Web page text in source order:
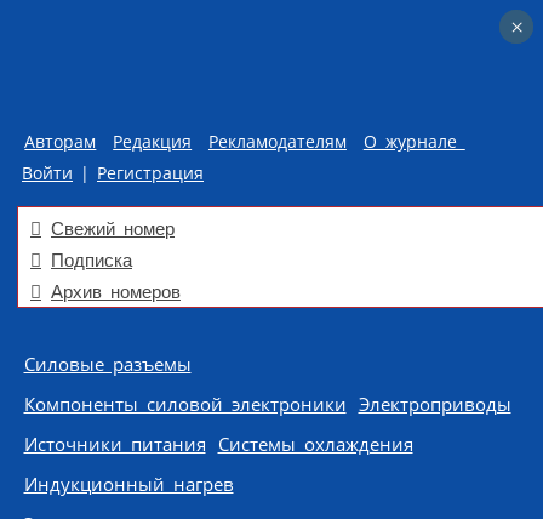
Авторам Редакция Рекламодателям
О журнале
Войти | Регистрация
Свежий номер
Подписка
Архив номеров
Skip to content
Силовые разъемы
Компоненты силовой электроники Электроприводы
Источники питания Системы охлаждения
Индукционный нагрев
×
×